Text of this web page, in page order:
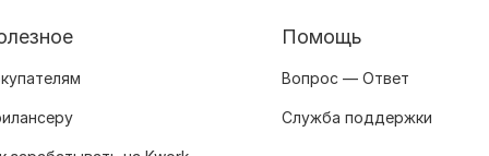
Помощь
Вопрос — Ответ
Служба поддержки